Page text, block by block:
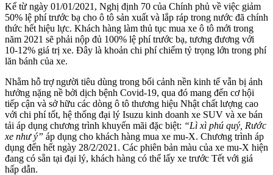
Kể từ ngày 01/01/2021, Nghị định 70 của Chính phủ về việc giảm
50% lệ phí trước bạ cho ô tô sản xuất và lắp ráp trong nước đã chính
thức hết hiệu lực. Khách hàng làm thủ tục mua xe ô tô mới trong
năm 2021 sẽ phải nộp đủ 100% lệ phí trước bạ, tương đương với
10-12% giá trị xe. Đây là khoản chi phí chiếm tỷ trọng lớn trong phí
lăn bánh của xe.
Nhằm hỗ trợ người tiêu dùng trong bối cảnh nền kinh tế vẫn bị ảnh
hưởng nặng nề bởi dịch bệnh Covid-19, qua đó mang đến cơ hội
tiếp cận và sở hữu các dòng ô tô thương hiệu Nhật chất lượng cao
với chi phí tốt, hệ thống đại lý Isuzu kinh doanh xe SUV và xe bán
tải áp dụng chương trình khuyến mãi đặc biệt: “Lì xì phú quý, Rước
xe như ý” áp dụng cho khách hàng mua xe mu-X. Chương trình áp
dụng đến hết ngày 28/2/2021. Các phiên bản màu của xe mu-X hiện
đang có sẵn tại đại lý, khách hàng có thể lấy xe trước Tết với giá
hấp dẫn.